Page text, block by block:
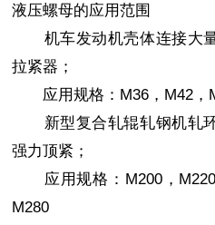
液压螺母的应用范围
机车发动机壳体连接大量
拉紧器；
应用规格：M36，M42，
新型复合轧辊轧钢机轧环
强力顶紧；
应用规格：M200，M220
M280